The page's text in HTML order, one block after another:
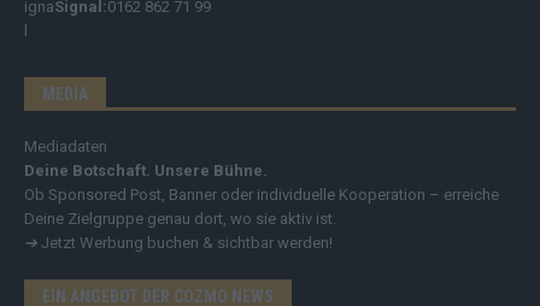
Signal:0162 862 71 99
MEDIA
Mediadaten
Deine Botschaft. Unsere Bühne.
Ob Sponsored Post, Banner oder individuelle Kooperation – erreiche
Deine Zielgruppe genau dort, wo sie aktiv ist.
➔ Jetzt Werbung buchen & sichtbar werden!
EIN ANGEBOT DER COZMO NEWS